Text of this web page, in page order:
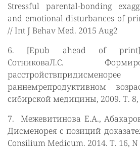
Stressful parental-bonding
and emotional disturbances of
// Int J Behav Med. 2015 Aug2
6. [Epub ahead of print].
СотниковаЛ.С.
раннемрепродуктивном
сибирской медицины, 2009. Т. 8,
7. Межевитинова Е.А.,
Дисменорея с позиций
Consilium Medicum. 2014. Т. 16, N